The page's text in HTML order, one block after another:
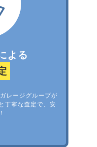
よる
レージグループが
丁寧な査定で、安